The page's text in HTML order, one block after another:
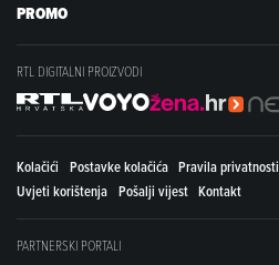
PROMO
RTL DIGITALNI PROIZVODI
Kolačići Postavke kolačića Pravila privatnosti
Uvjeti korištenja Pošalji vijest Kontakt
PARTNERSKI PORTALI